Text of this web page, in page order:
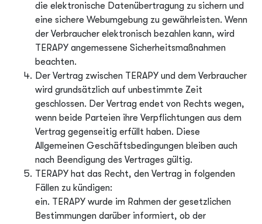
die elektronische Datenübertragung zu sichern und
eine sichere Webumgebung zu gewährleisten. Wenn
der Verbraucher elektronisch bezahlen kann, wird
TERAPY angemessene Sicherheitsmaßnahmen
beachten.
Der Vertrag zwischen TERAPY und dem Verbraucher
wird grundsätzlich auf unbestimmte Zeit
geschlossen. Der Vertrag endet von Rechts wegen,
wenn beide Parteien ihre Verpflichtungen aus dem
Vertrag gegenseitig erfüllt haben. Diese
Allgemeinen Geschäftsbedingungen bleiben auch
nach Beendigung des Vertrages gültig.
TERAPY hat das Recht, den Vertrag in folgenden
Fällen zu kündigen:
ein. TERAPY wurde im Rahmen der gesetzlichen
Bestimmungen darüber informiert, ob der